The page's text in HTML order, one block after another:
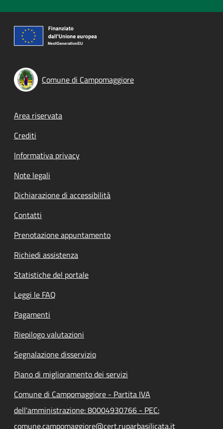
Comune di Campomaggiore
Footer menu
Area riservata
Crediti
Informativa privacy
Note legali
Dichiarazione di accessibilità
Contatti
Prenotazione appuntamento
Richiedi assistenza
Statistiche del portale
Leggi le FAQ
Pagamenti
Riepilogo valutazioni
Segnalazione disservizio
Piano di miglioramento dei servizi
Comune di Campomaggiore - Partita IVA
dell'amministrazione: 80004930766 - PEC:
comune.campomaggiore@cert.ruparbasilicata.it